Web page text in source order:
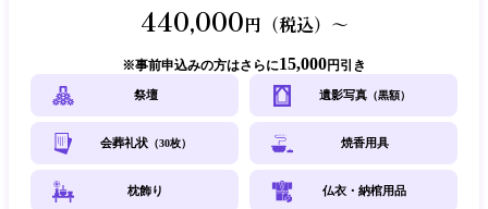
440,000円（税込）～
事前申込みの方はさらに15,000円引き
祭壇 遺影写真（黒額）
会葬礼状（30枚） 焼香用具
枕飾り 仏衣・納棺用品